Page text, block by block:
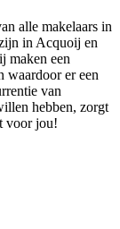
alle makelaars in
in Acquoij en
maken een
waardoor er een
van
hebben, zorgt
voor jou!